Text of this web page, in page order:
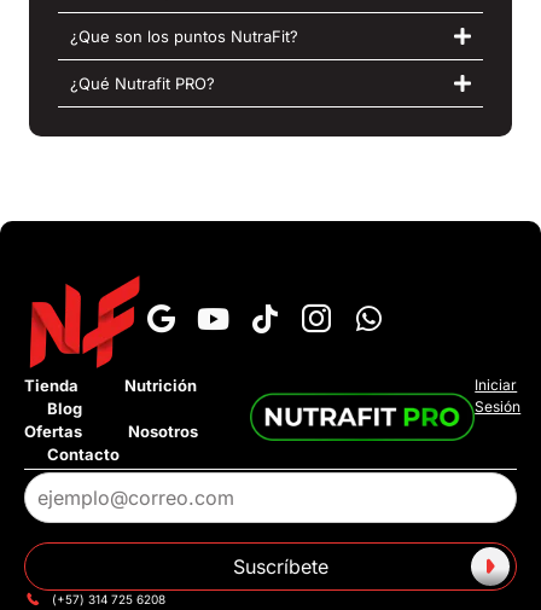
¿Que son los puntos NutraFit?
¿Qué Nutrafit PRO?
Tienda
Nutrición
Blog
Ofertas
Nosotros
Contacto
Iniciar
Sesión
Suscríbete
(+57) 314 725 6208
¿Cuál es el tiempo de entrega? ›
¿Tienen pago contra entrega? ›
¿Tienen tienda fisica? ›
¿Tienen Addi o Sistecredito? ›